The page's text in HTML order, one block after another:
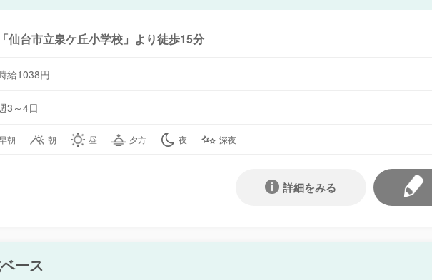
仙台市立泉ケ丘小学校」より徒歩15分
給1038円
3～4日
朝 朝 昼 夕方 夜 深夜
詳細をみる
ース